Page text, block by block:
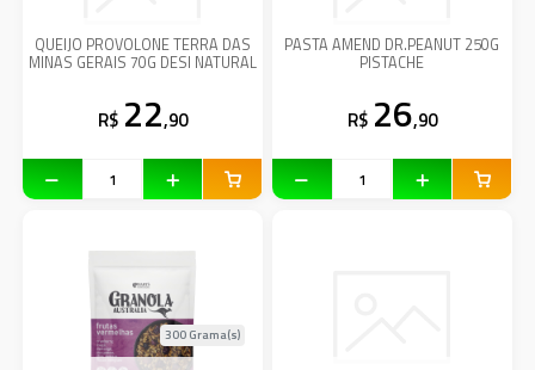
QUEIJO PROVOLONE TERRA DAS
MINAS GERAIS 70G DESI NATURAL
R$ 22,90
PASTA AMEND DR.PEANUT 250G
PISTACHE
R$ 26,90
300 Grama(s)